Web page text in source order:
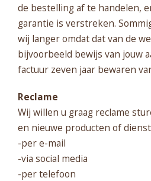
de bestelling af te handelen,
garantie is verstreken.
wij langer omdat dat van de
bijvoorbeeld bewijs van jouw
factuur zeven jaar bewaren
Reclame
Wij willen u graag reclame
en nieuwe producten of
-per e-mail
-via social media
-per telefoon